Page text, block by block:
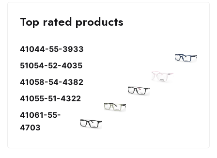
Top rated products
41044-55-3933
51054-52-4035
41058-54-4382
41055-51-4322
41061-55-
4703